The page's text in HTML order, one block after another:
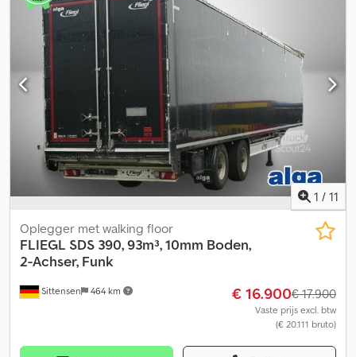
bestuurderscabine:
overig, emissieklasse:geen
luchtdrukrem
, Kentekenservice, keuring (HU/SP/UVV), transport
naar de haven Talen: Duits, Russisch, Engels, Arabisch Basiskleur:
wit Cjdpfxsww Dtce Ac Ieha Extra’s in de uitrusting: ABS,
persluchtrem, EBS, rijklaar, luchtvering, schijfremmen, lucht-
geveerde hefbare as, laadvermogen (kg): 26200 Opbouwtype:
hef-as, reservewielhouder, HSN/TSN: 8706/AAB
1 / 11
Sittensen 464 km
Oplegger met walking floor
FLIEGL SDS 390, 93m³, 10mm Boden,
2-Achser, Funk
€ 16.900€ 17.900
Vaste prijs excl. btw
(€ 20.111 bruto)